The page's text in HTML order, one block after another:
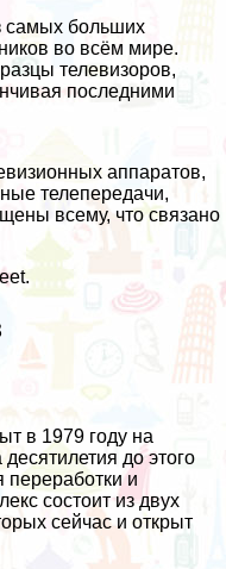
самых больших
во всём мире.
телевизоров,
последними
аппаратов,
телепередачи,
всему, что связано
в 1979 году на
до этого
переработки и
состоит из двух
сейчас и открыт